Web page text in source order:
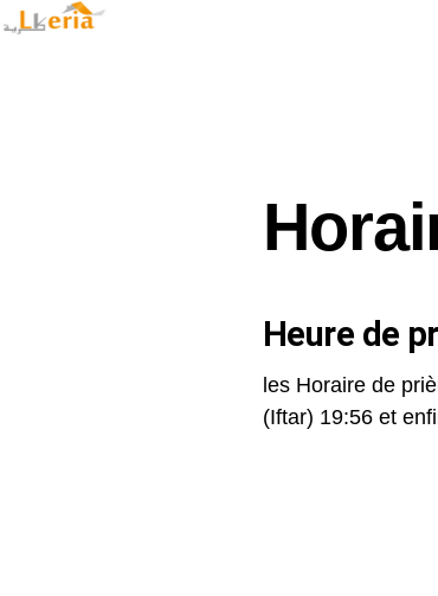
Heure de
les Horaire de
(Iftar) 19:56 et